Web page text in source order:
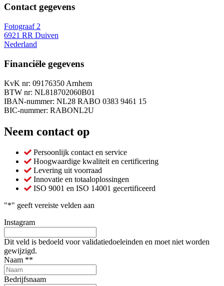
Contact gegevens
Fotograaf 2
6921 RR Duiven
Nederland
Financiële gegevens
KvK nr: 09176350 Arnhem
BTW nr: NL818702060B01
IBAN-nummer: NL28 RABO 0383 9461 15
BIC-nummer: RABONL2U
Neem contact op
Persoonlijk contact en service
Hoogwaardige kwaliteit en certificering
Levering uit voorraad
Innovatie en totaaloplossingen
ISO 9001 en ISO 14001 gecertificeerd
"*" geeft vereiste velden aan
Instagram
Dit veld is bedoeld voor validatiedoeleinden en moet niet worden
gewijzigd.
Naam **
Bedrijfsnaam